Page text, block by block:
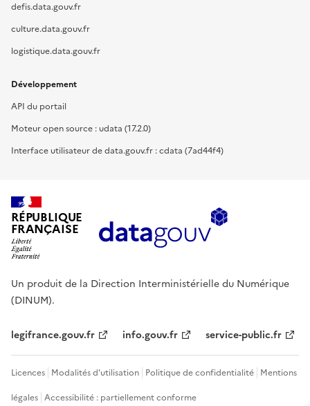
defis.data.gouv.fr
culture.data.gouv.fr
logistique.data.gouv.fr
Développement
API du portail
Moteur open source : udata (17.2.0)
Interface utilisateur de data.gouv.fr : cdata (7ad44f4)
RÉPUBLIQUE
FRANÇAISE
Un produit de la Direction Interministérielle du Numérique
(DINUM).
legifrance.gouv.fr info.gouv.fr service-public.fr
Licences Modalités d'utilisation Politique de confidentialité Mentions
légales Accessibilité : partiellement conforme